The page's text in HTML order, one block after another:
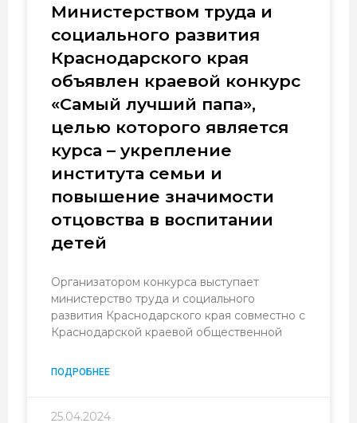
Министерством труда и
социального развития
Краснодарского края
объявлен краевой конкурс
«Самый лучший папа»,
целью которого является
курса – укрепление
института семьи и
повышение значимости
отцовства в воспитании
детей
Организатором конкурса выступает
министерство труда и социального
развития Краснодарского края совместно с
Краснодарской краевой общественной
ПОДРОБНЕЕ
25.04.2024